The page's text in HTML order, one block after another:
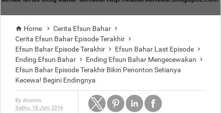
 Home  Cerita Efsun Bahar 
Cerita Efsun Bahar Episode Terakhir 
Efsun Bahar Episode Terakhir  Efsun Bahar Last Episode 
Ending Efsun Bahar  Ending Efsun Bahar Mengecewakan 
Efsun Bahar Episode Terakhir Bikin Penonton Setianya
Kecewa! Begini Endingnya
By Anonim
Sabtu, 18 Juni 2016